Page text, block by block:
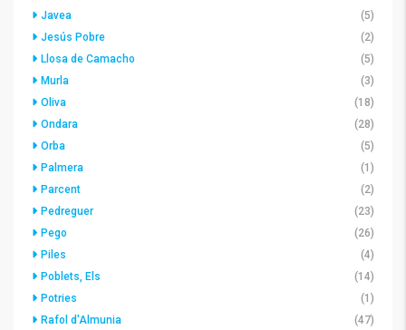
Javea
(5)
Jesús Pobre
(2)
Llosa de Camacho
(5)
Murla
(3)
Oliva
(18)
Ondara
(28)
Orba
(5)
Palmera
(1)
Parcent
(2)
Pedreguer
(23)
Pego
(26)
Piles
(4)
Poblets, Els
(14)
Potries
(1)
Rafol d'Almunia
(47)